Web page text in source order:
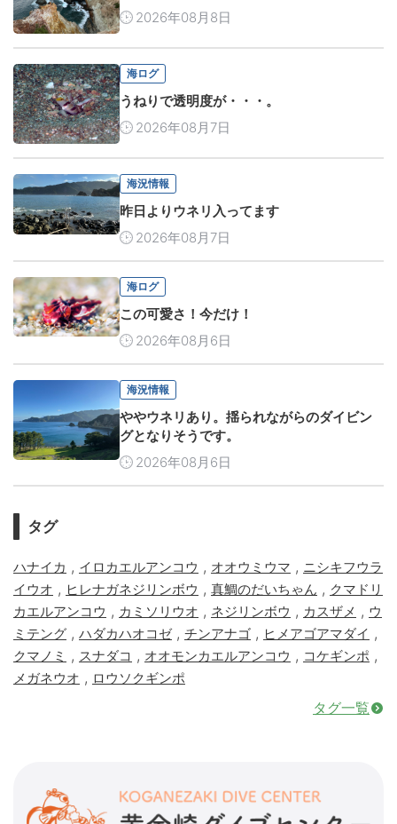
2026年08月8日
海ログ
うねりで透明度が・・・。
2026年08月7日
海況情報
昨日よりウネリ入ってます
2026年08月7日
海ログ
この可愛さ！今だけ！
2026年08月6日
海況情報
ややウネリあり。揺られながらのダイビン
グとなりそうです。
2026年08月6日
タグ
ハナイカ , イロカエルアンコウ , オオウミウマ , ニシキフウラ
イウオ , ヒレナガネジリンボウ , 真鯛のだいちゃん , クマドリ
カエルアンコウ , カミソリウオ , ネジリンボウ , カスザメ , ウ
ミテング , ハダカハオコゼ, チンアナゴ , ヒメアゴアマダイ ,
クマノミ , スナダコ , オオモンカエルアンコウ , コケギンポ ,
メガネウオ , ロウソクギンポ
タグ一覧